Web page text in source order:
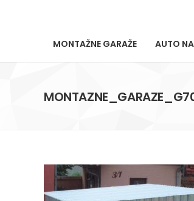
MONTAŽNE GARAŽE AUTO